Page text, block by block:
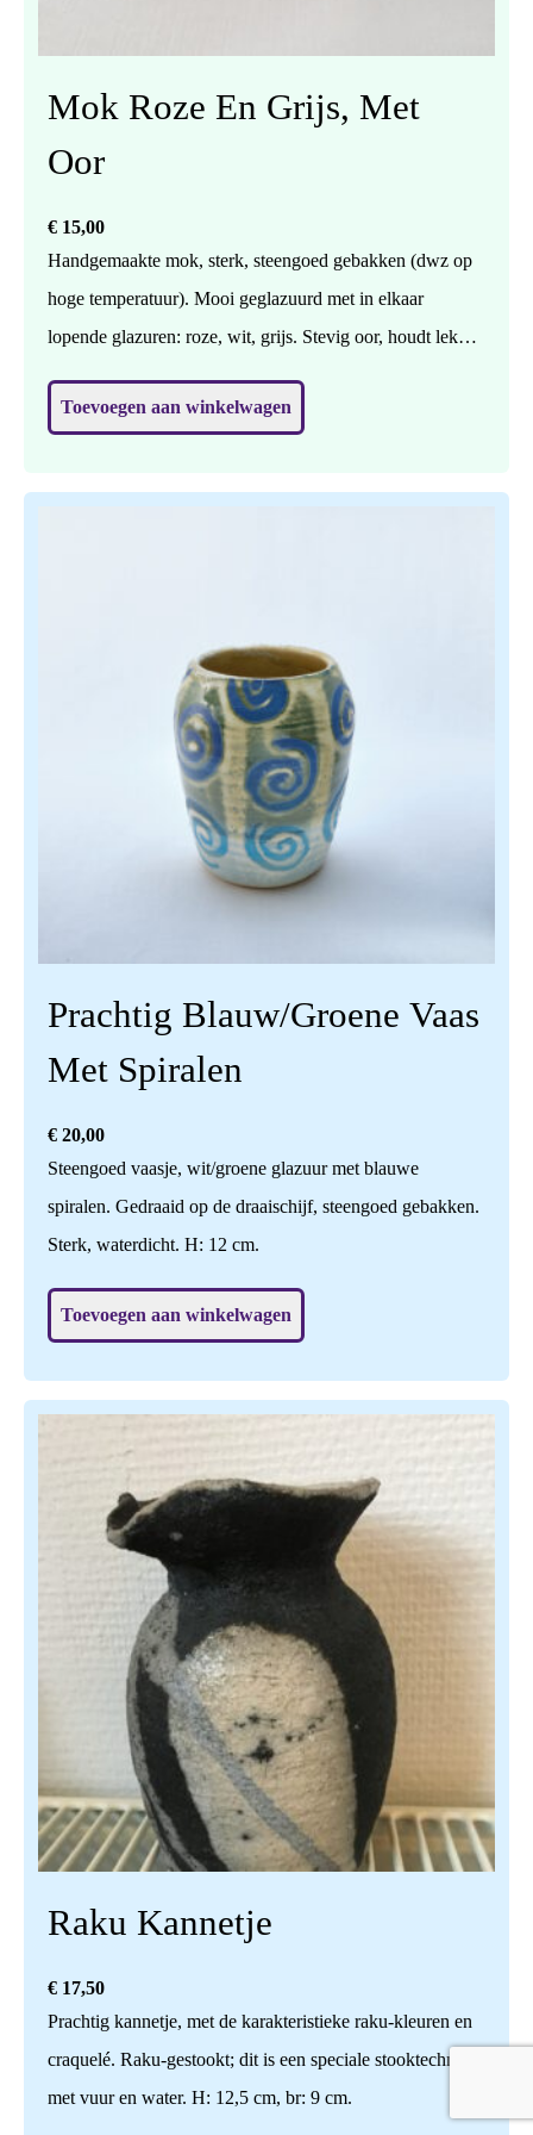
Mok Roze En Grijs, Met
Oor
€ 15,00
Handgemaakte mok, sterk, steengoed gebakken (dwz op
hoge temperatuur). Mooi geglazuurd met in elkaar
lopende glazuren: roze, wit, grijs. Stevig oor, houdt lekker
doorsnede (in het midden) 9 cm.
Toevoegen aan winkelwagen
Prachtig Blauw/groene Vaas
Met Spiralen
€ 20,00
Steengoed vaasje, wit/groene glazuur met blauwe
spiralen. Gedraaid op de draaischijf, steengoed gebakken.
Sterk, waterdicht. H: 12 cm.
Toevoegen aan winkelwagen
Raku Kannetje
€ 17,50
Prachtig kannetje, met de karakteristieke raku-kleuren en
craquelé. Raku-gestookt; dit is een speciale stooktechniek
met vuur en water. H: 12,5 cm, br: 9 cm.